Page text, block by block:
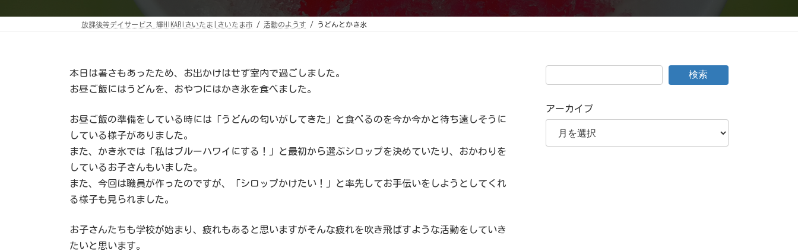
新
日
放課後等デイサービス 輝HIKARIさいたま|さいたま市 活動のようす うどんとかき氷
本日は暑さもあったため、お出かけはせず室内で過ごしました。
お昼ご飯にはうどんを、おやつにはかき氷を食べました。
お昼ご飯の準備をしている時には「うどんの匂いがしてきた」と食べるのを今か今かと待ち遠しそうに
している様子がありました。
また、かき氷では「私はブルーハワイにする！」と最初から選ぶシロップを決めていたり、おかわりを
しているお子さんもいました。
また、今回は職員が作ったのですが、「シロップかけたい！」と率先してお手伝いをしようとしてくれ
る様子も見られました。
お子さんたちも学校が始まり、疲れもあると思いますがそんな疲れを吹き飛ばすような活動をしていき
たいと思います。
検索
アーカイブ